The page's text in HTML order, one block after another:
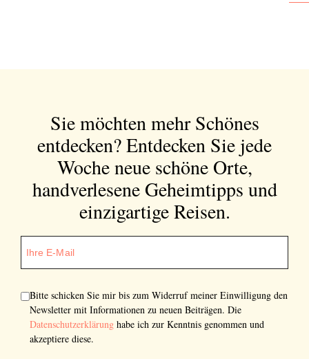
Sie möchten mehr Schönes
entdecken?Entdecken Sie jede
Woche neue schöne Orte,
handverlesene Geheimtipps und
einzigartige Reisen.
Bitte schicken Sie mir bis zum Widerruf meiner Einwilligung den
Newsletter mit Informationen zu neuen Beiträgen. Die
Datenschutzerklärung habe ich zur Kenntnis genommen und
akzeptiere diese.
SENDEN